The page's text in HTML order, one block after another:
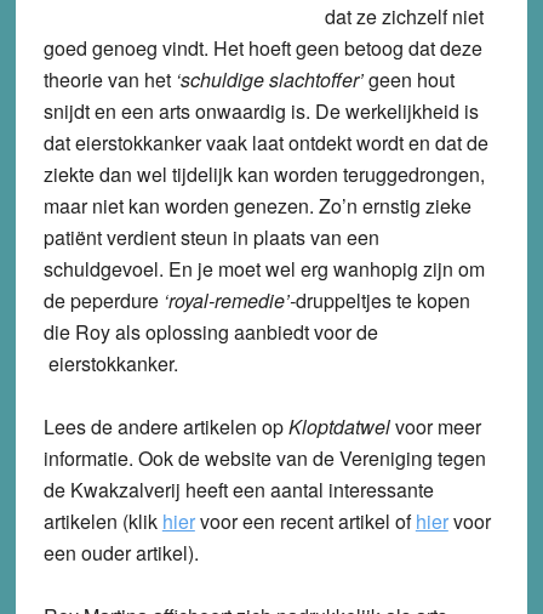
dat ze zichzelf niet
goed genoeg vindt. Het hoeft geen betoog dat deze
theorie van het ‘schuldige slachtoffer’geen hout
snijdt en een arts onwaardig is. De werkelijkheid is
dat eierstokkanker vaak laat ontdekt wordt en dat de
ziekte dan wel tijdelijk kan worden teruggedrongen,
maar niet kan worden genezen. Zo’n ernstig zieke
patiënt verdient steun in plaats van een
schuldgevoel. En je moet wel erg wanhopig zijn om
de peperdure ‘royal-remedie’-druppeltjes te kopen
die Roy als oplossing aanbiedt voor de
eierstokkanker.
Lees de andere artikelen opKloptdatwelvoor meer
informatie. Ook de website van de Vereniging tegen
de Kwakzalverij heeft een aantal interessante
artikelen (klik hiervoor een recent artikel of hiervoor
een ouder artikel).